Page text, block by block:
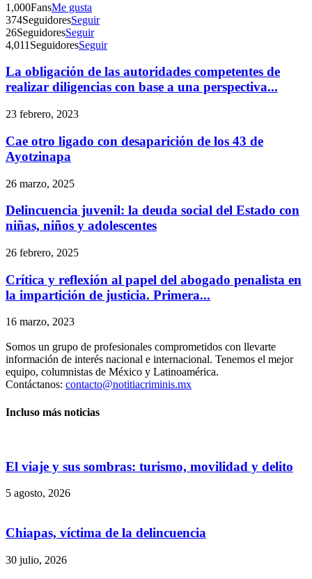
Telegram
1,000FansMe gusta
374SeguidoresSeguir
26SeguidoresSeguir
4,011 SeguidoresSeguir
La obligación de las autoridades competentes de
realizar diligencias con base a una perspectiva...
23 febrero, 2023
Cae otro ligado con desaparición de los 43 de
Ayotzinapa
26 marzo, 2025
Delincuencia juvenil: la deuda social del Estado con
niñas, niños y adolescentes
26 febrero, 2025
Crítica y reflexión al papel del abogado penalista en
la impartición de justicia. Primera...
16 marzo, 2023
Somos un grupo de profesionales comprometidos con llevarte
información de interés nacional e internacional. Tenemos el mejor
equipo, columnistas de México y Latinoamérica.
Contáctanos: contacto@notitiacriminis.mx
Incluso más noticias
El viaje y sus sombras: turismo, movilidad y delito
5 agosto, 2026
Chiapas, víctima de la delincuencia
30 julio, 2026